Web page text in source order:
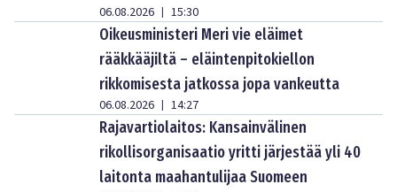
06.08.2026 | 15:30
Oikeusministeri Meri vie eläimet
rääkkääjiltä – eläintenpitokiellon
rikkomisesta jatkossa jopa vankeutta
06.08.2026 | 14:27
Rajavartiolaitos: Kansainvälinen
rikollisorganisaatio yritti järjestää yli 40
laitonta maahantulijaa Suomeen